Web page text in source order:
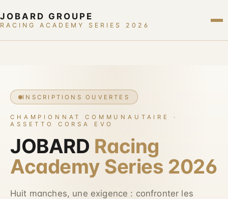
JOBARD GROUPE
RACING ACADEMY SERIES 2026
INSCRIPTIONS OUVERTES
CHAMPIONNAT COMMUNAUTAIRE ·
ASSETTO CORSA EVO
JOBARD Racing
Academy Series 2026
Huit manches, une exigence : confronter les